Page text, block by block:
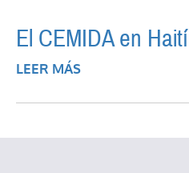
El CEMIDA en Haití
LEER MÁS